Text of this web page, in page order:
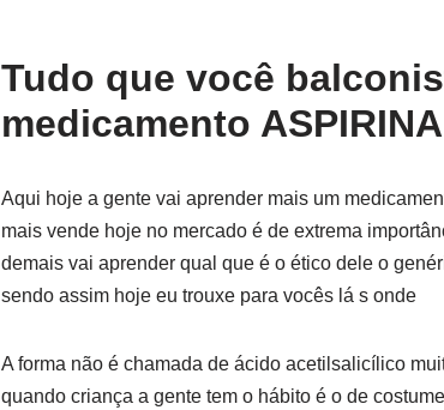
Tudo que você
medicamento
Aqui hoje a gente vai aprender mais um
mais vende hoje no mercado é de extrema
demais vai aprender qual que é o ético dele o
sendo assim hoje eu trouxe para vocês lá s onde
A forma não é chamada de ácido acetilsalicílico
quando criança a gente tem o hábito é o de